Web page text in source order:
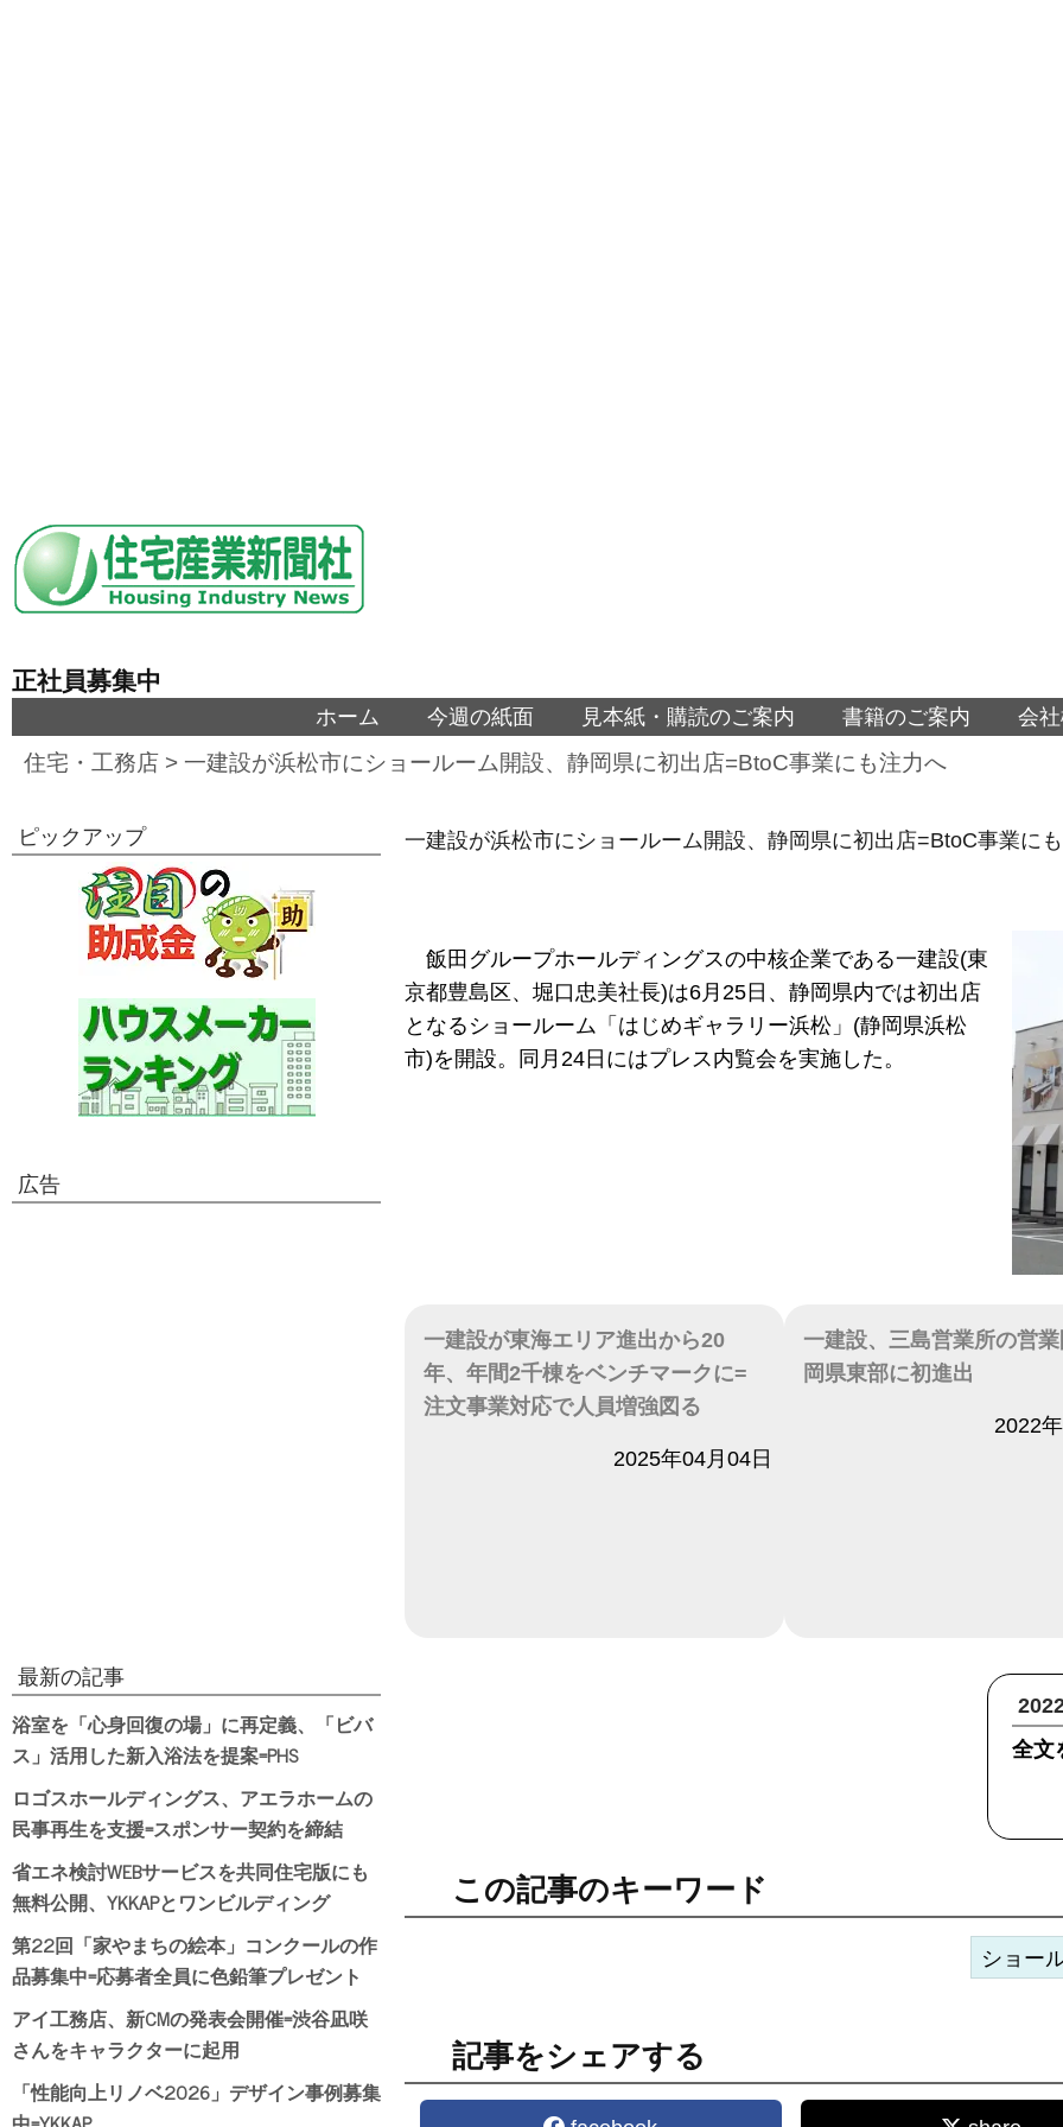
正社員募集中
ホーム 今週の紙面 見本紙・購読のご案内 書籍のご案内 会
住宅・工務店 > 一建設が浜松市にショールーム開設、静岡県に初出店=BtoC事業にも注力へ
一建設が浜松市にショールーム開設、静岡県に初出店=BtoC事業に
飯田グループホールディングスの中核企業である一建設(東
京都豊島区、堀口忠美社長)は6月25日、静岡県内では初出店
となるショールーム「はじめギャラリー浜松」(静岡県浜松
市)を開設。同月24日にはプレス内覧会を実施した。
一建設が東海エリア進出から20
年、年間2千棟をベンチマークに=
注文事業対応で人員増強図る
2025年04月04日
一建設、三島営業所の営
岡県東部に初進出
2022
全文
この記事のキーワード
ショー
記事をシェアする
ピックアップ
広告
最新の記事
浴室を「心身回復の場」に再定義、「ビバ
ス」活用した新入浴法を提案=PHS
ロゴスホールディングス、アエラホームの
民事再生を支援=スポンサー契約を締結
省エネ検討WEBサービスを共同住宅版にも
無料公開、YKKAPとワンビルディング
第22回「家やまちの絵本」コンクールの作
品募集中=応募者全員に色鉛筆プレゼント
アイ工務店、新CMの発表会開催=渋谷凪咲
さんをキャラクターに起用
「性能向上リノベ2026」デザイン事例募集